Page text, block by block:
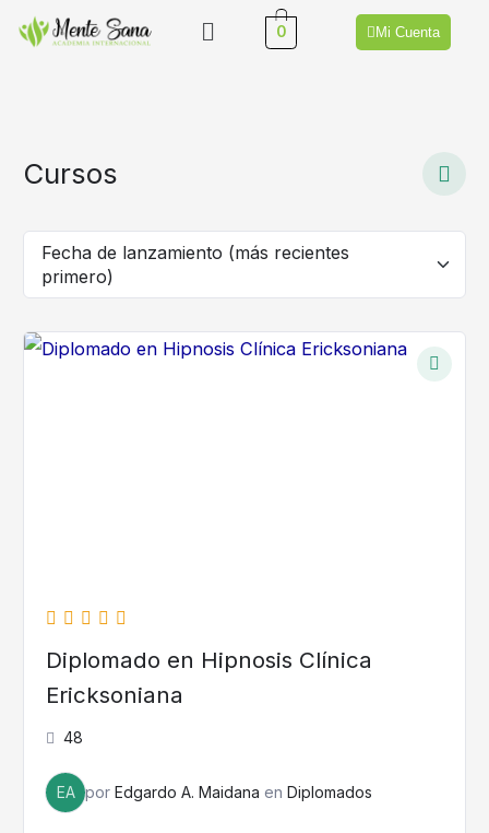
Menú 0 Mi Cuenta
Cursos
Fecha de lanzamiento (más recientes
primero)
Diplomado en Hipnosis Clínica
Ericksoniana
48
EA porEdgardo A. Maidana enDiplomados
El
El